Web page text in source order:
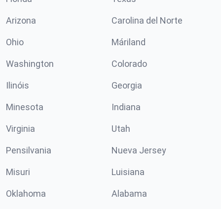
Arizona Carolina del Norte
Ohio Máriland
Washington Colorado
Ilinóis Georgia
Minesota Indiana
Virginia Utah
Pensilvania Nueva Jersey
Misuri Luisiana
Oklahoma Alabama